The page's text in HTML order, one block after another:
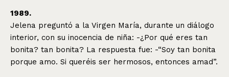
1989.
Jelena preguntó a la Virgen María, durante un diálogo
interior, con su inocencia de niña: -¿Por qué eres tan
bonita? tan bonita? La respuesta fue: -“Soy tan bonita
porque amo. Si queréis ser hermosos, entonces amad”.